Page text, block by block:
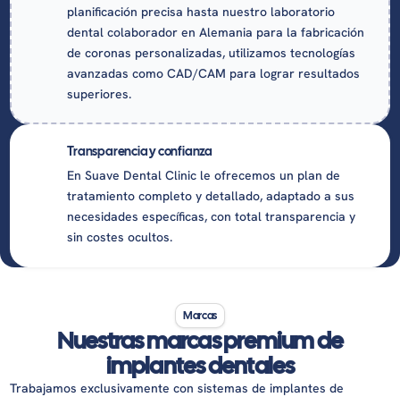
planificación precisa hasta nuestro laboratorio
dental colaborador en Alemania para la fabricación
de coronas personalizadas, utilizamos tecnologías
avanzadas como CAD/CAM para lograr resultados
superiores.
Transparencia y confianza
En Suave Dental Clinic le ofrecemos un plan de
tratamiento completo y detallado, adaptado a sus
necesidades específicas, con total transparencia y
sin costes ocultos.
Marcas
Nuestras marcas premium de
implantes dentales
Trabajamos exclusivamente con sistemas de implantes de